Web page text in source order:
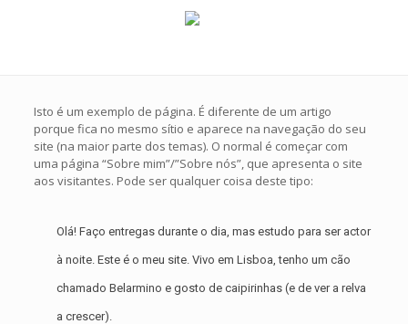
Isto é um exemplo de página. É diferente de um artigo
porque fica no mesmo sítio e aparece na navegação do seu
site (na maior parte dos temas). O normal é começar com
uma página “Sobre mim”/”Sobre nós”, que apresenta o site
aos visitantes. Pode ser qualquer coisa deste tipo:
Olá! Faço entregas durante o dia, mas estudo para ser actor
à noite. Este é o meu site. Vivo em Lisboa, tenho um cão
chamado Belarmino e gosto de caipirinhas (e de ver a relva
a crescer).